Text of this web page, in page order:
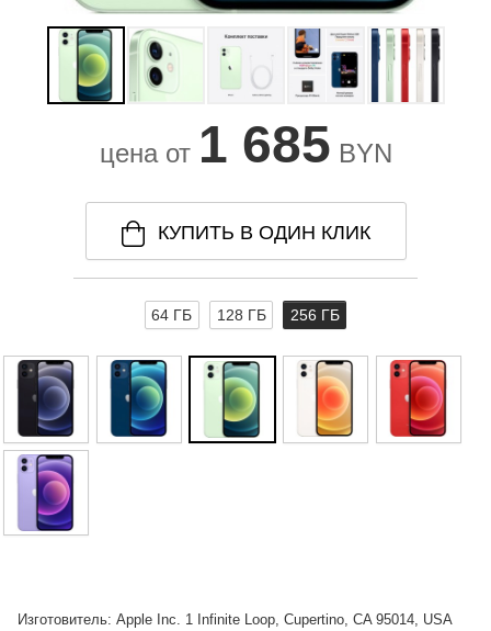
цена от 1 685 BYN
КУПИТЬ В ОДИН КЛИК
64 ГБ 128 ГБ 256 ГБ
Изготовитель: Apple Inc. 1 Infinite Loop, Cupertino, CA 95014, USA